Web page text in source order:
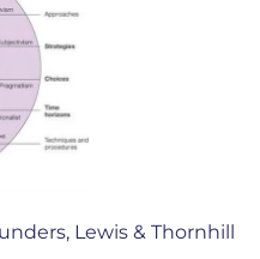
Lewis & Thornhill